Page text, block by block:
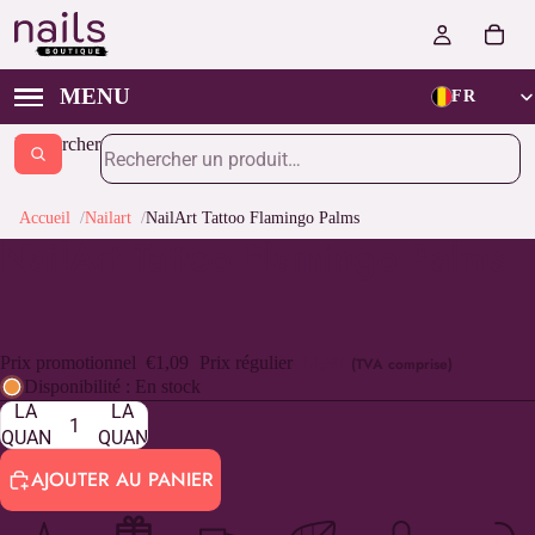
Rechercher
FR
Accueil Nailart NailArt Tattoo Flamingo Palms
NailArt Tattoo Flamingo Palms
Prix promotionnel €1,09 Prix régulier (TVA comprise)
Disponibilité : En stock
DIMINUER
LA
QUANTITÉ
AUGMENTER
LA
QUANTITÉ
AJOUTER AU PANIER